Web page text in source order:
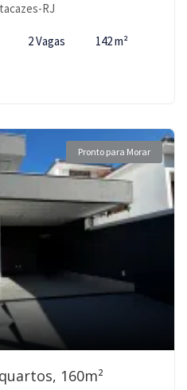
RJ
2 Vagas 142 m²
Pronto para Morar
160m²